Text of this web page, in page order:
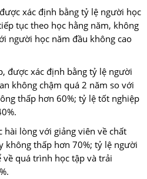
xác định bằng tỷ lệ người học
tục theo học hằng năm, không
người học năm đầu không cao
được xác định bằng tỷ lệ người
không chậm quá 2 năm so với
thấp hơn 60%; tỷ lệ tốt nghiệp
hài lòng với giảng viên về chất
không thấp hơn 70%; tỷ lệ người
quá trình học tập và trải